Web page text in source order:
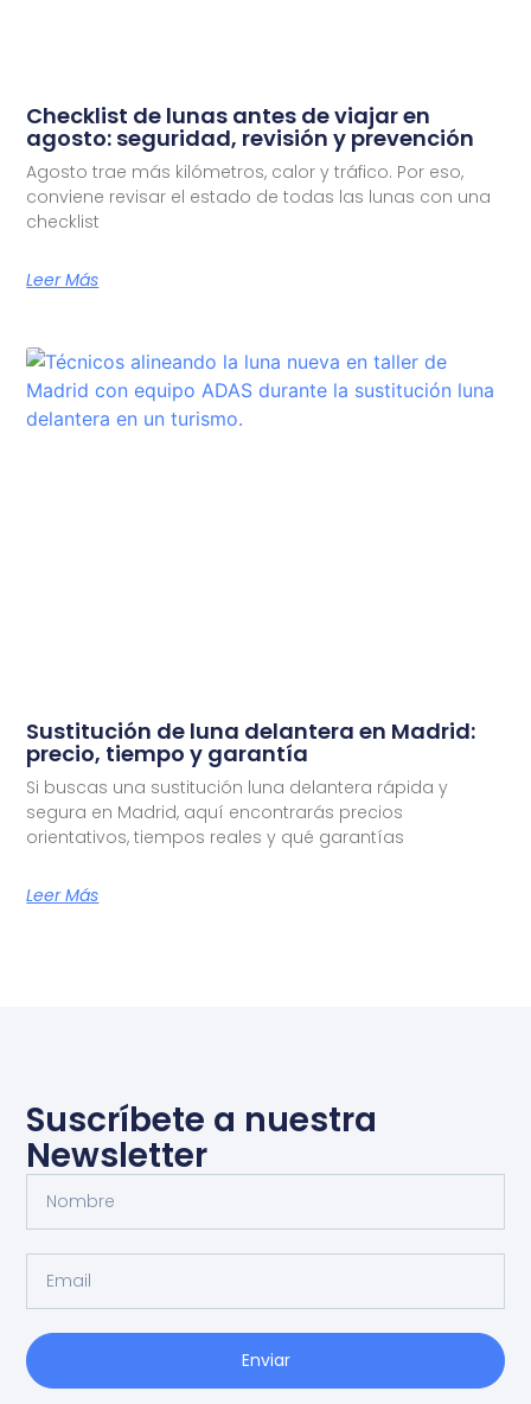
Checklist de lunas antes de viajar en
agosto: seguridad, revisión y prevención
Agosto trae más kilómetros, calor y tráfico. Por eso,
conviene revisar el estado de todas las lunas con una
checklist
Leer Más
Sustitución de luna delantera en Madrid:
precio, tiempo y garantía
Si buscas una sustitución luna delantera rápida y
segura en Madrid, aquí encontrarás precios
orientativos, tiempos reales y qué garantías
Leer Más
Suscríbete a nuestra
Newsletter
Enviar